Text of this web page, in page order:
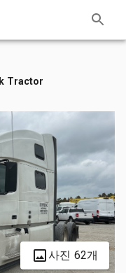
Tractor
사진 62개